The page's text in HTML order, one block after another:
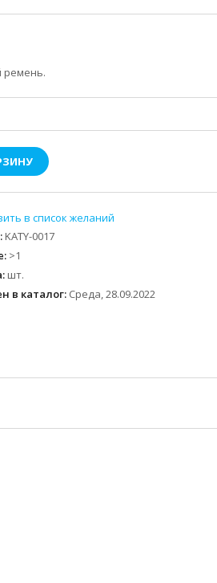
ремень.
: KATY-0017
: >1
: шт.
в каталог: Среда, 28.09.2022